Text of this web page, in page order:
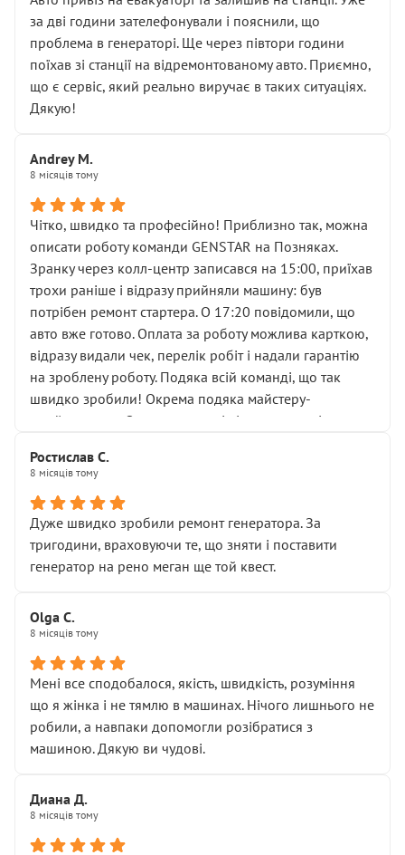
чіткого пояснення
( ну все зняли та доробили) дякую!
Окремий момент, який виглядає абсурдно:
мені заявили, що бачок гальмівної рідини потрібно
міняти разом із головним гальмівним циліндром у
Для людини, яка хоча б трохи розуміється на техніці,
це звучить як мінімум непрофесійно, а як максимум —
спроба продати дорогий вузол замість елементарних
ущільнювачів.
Що прикро — це не перший мій візит. Раніше міняв у
вас стартер, і тоді сервіс наче справив хороше
враження. Але згодом знайшов декілька гайок під
лобовим склом. Мені пояснили, що це “старі гайки, які
відкручували”, і попросили не хвилюватися. ( надіюсь
новий власник, не застяг в полі))
Але після нинішнього візиту такі дрібниці вже не
здаються дрібницями.
Я — клієнт, який працює на довірі, і саме її цей сервіс
Хотілося б більше:
• належної уваги до авто
• прозорості в роботах і рахунках
• реальної діагностики, а не формального
“подивились і поїхав”
На жаль, складається враження, що сервіс працює не
Стосовно комунікації - все добре
за дві години зателефонували і пояснили, що
проблема в генераторі. Ще через півтори години
поїхав зі станції на відремонтованому авто. Приємно,
що є сервіс, який реально виручає в таких ситуаціях.
Дякую!
Andrey M.
8 місяців тому
Чітко, швидко та професійно! Приблизно так, можна
описати роботу команди GENSTAR на Позняках.
Зранку через колл-центр записався на 15:00, приїхав
трохи раніше і відразу прийняли машину: був
потрібен ремонт стартера. О 17:20 повідомили, що
авто вже готово. Оплата за роботу можлива карткою,
відразу видали чек, перелік робіт і надали гарантію
на зроблену роботу. Подяка всій команді, що так
швидко зробили! Окрема подяка майстеру-
приймальнику Олександру: всі чітко та по суті.
звертатися до цього автосервісу.
Ростислав С.
8 місяців тому
Дуже швидко зробили ремонт генератора. За
тригодини, враховуючи те, що зняти і поставити
генератор на рено меган ще той квест.
Olga С.
8 місяців тому
Мені все сподобалося, якість, швидкість, розуміння
що я жінка і не тямлю в машинах. Нічого лишнього не
робили, а навпаки допомогли розібратися з
машиною. Дякую ви чудові.
Диана Д.
8 місяців тому